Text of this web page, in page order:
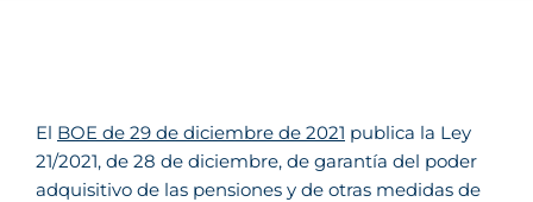
El BOE de 29 de diciembre de 2021 publica la Ley
21/2021, de 28 de diciembre, de garantía del poder
adquisitivo de las pensiones y de otras medidas de